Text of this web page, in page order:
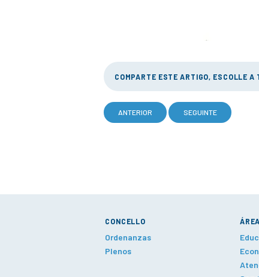
COMPARTE ESTE ARTIGO, ESCOLLE A
ANTERIOR SEGUINTE
CONCELLO
Ordenanzas
Plenos